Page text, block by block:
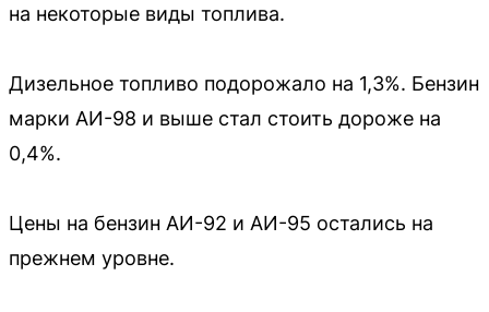
на некоторые виды топлива.
Дизельное топливо подорожало на 1,3%. Бензин
марки АИ-98 и выше стал стоить дороже на
0,4%.
Цены на бензин АИ-92 и АИ-95 остались на
прежнем уровне.